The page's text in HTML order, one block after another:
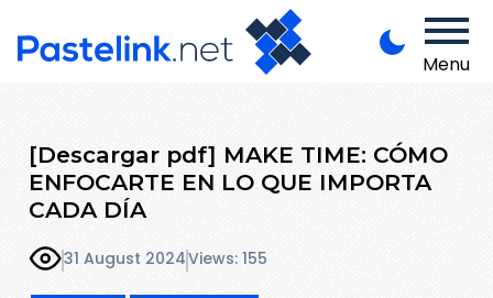
Menu
[Descargar pdf] MAKE TIME: CÓMO
ENFOCARTE EN LO QUE IMPORTA
CADA DÍA
31 August 2024Views: 155